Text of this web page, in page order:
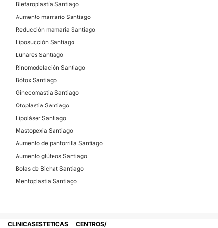
Blefaroplastía Santiago
Aumento mamario Santiago
Reducción mamaria Santiago
Liposucción Santiago
Lunares Santiago
Rinomodelación Santiago
Bótox Santiago
Ginecomastia Santiago
Otoplastia Santiago
Lipoláser Santiago
Mastopexia Santiago
Aumento de pantorrilla Santiago
Aumento glúteos Santiago
Bolas de Bichat Santiago
Mentoplastia Santiago
CLINICASESTETICAS
CENTROS